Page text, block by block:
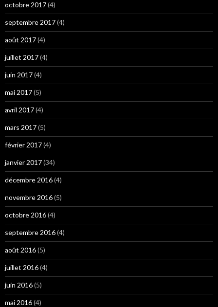
octobre 2017(4)
septembre 2017(4)
août 2017(4)
juillet 2017(4)
juin 2017(4)
mai 2017(5)
avril 2017(4)
mars 2017(5)
février 2017(4)
janvier 2017(34)
décembre 2016(4)
novembre 2016(5)
octobre 2016(4)
septembre 2016(4)
août 2016(5)
juillet 2016(4)
juin 2016(5)
mai 2016(4)